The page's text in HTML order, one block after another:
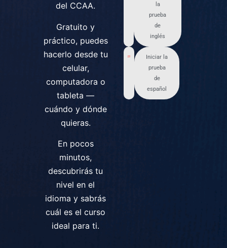
del CCAA.
Gratuito y
práctico, puedes
hacerlo desde tu
celular,
computadora o
tableta —
cuándo y dónde
quieras.
En pocos
minutos,
descubrirás tu
nivel en el
idioma y sabrás
cuál es el curso
ideal para ti.
la
prueba
de
inglés
Iniciar la
prueba
de
español